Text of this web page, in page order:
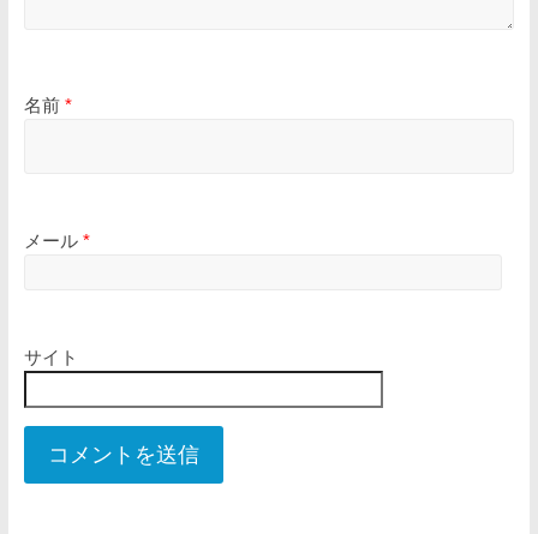
名前 *
メール *
サイト